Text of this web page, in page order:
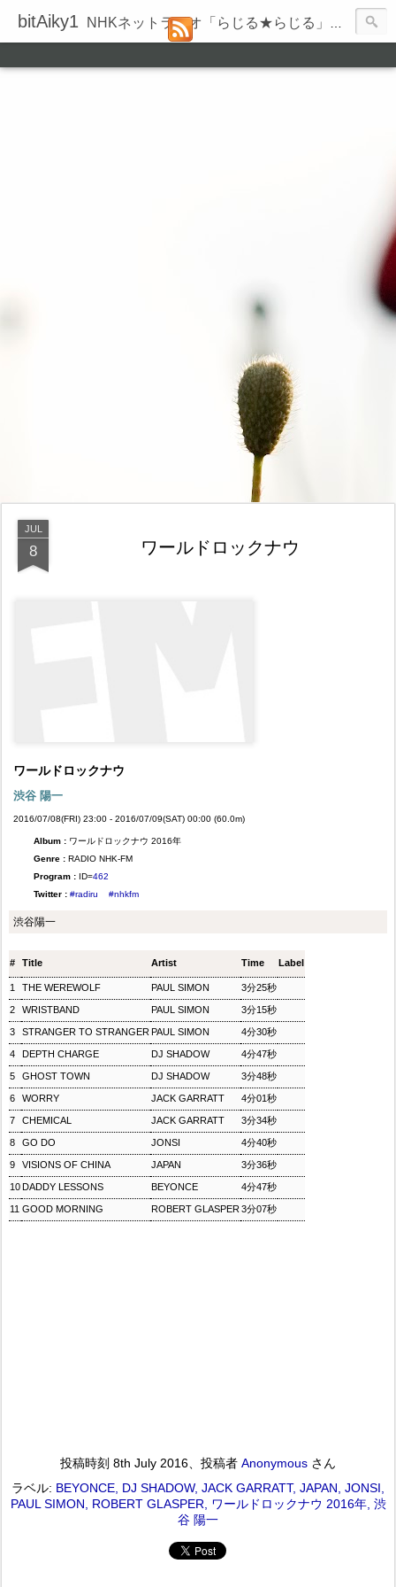
bitAiky1 NHKネットラジオ「らじる★らじる」の録音履歴
JUL
8 ワールドロックナウ
ワールドロックナウ
渋谷 陽一
2016/07/08(FRI) 23:00 - 2016/07/09(SAT) 00:00 (60.0m)
Album : ワールドロックナウ 2016年
Genre : RADIO NHK-FM
Program : ID=462
Twitter : #radiru #nhkfm
渋谷陽一
# Title Artist Time Label
1 THE WEREWOLF PAUL SIMON 3分25秒
2 WRISTBAND PAUL SIMON 3分15秒
3 STRANGER TO STRANGERPAUL SIMON 4分30秒
4 DEPTH CHARGE DJ SHADOW 4分47秒
5 GHOST TOWN DJ SHADOW 3分48秒
6 WORRY JACK GARRATT 4分01秒
7 CHEMICAL JACK GARRATT 3分34秒
8 GO DO JONSI 4分40秒
9 VISIONS OF CHINA JAPAN 3分36秒
10DADDY LESSONS BEYONCE 4分47秒
11 GOOD MORNING ROBERT GLASPER3分07秒
投稿時刻 8th July 2016 、投稿者 Anonymous さん
ラベル: BEYONCE DJ SHADOW JACK GARRATT JAPAN JONSI
PAUL SIMON
ROBERT GLASPER ワールドロックナウ 2016年 渋
谷 陽一